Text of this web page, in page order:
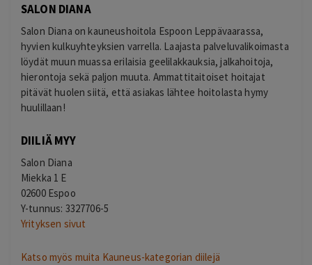
SALON DIANA
Salon Diana on kauneushoitola Espoon Leppävaarassa,
hyvien kulkuyhteyksien varrella. Laajasta palveluvalikoimasta
löydät muun muassa erilaisia geelilakkauksia, jalkahoitoja,
hierontoja sekä paljon muuta. Ammattitaitoiset hoitajat
pitävät huolen siitä, että asiakas lähtee hoitolasta hymy
huulillaan!
DIILIÄ MYY
Salon Diana
Miekka 1 E
02600 Espoo
Y-tunnus: 3327706-5
Yrityksen sivut
Katso myös muita Kauneus-kategorian diilejä